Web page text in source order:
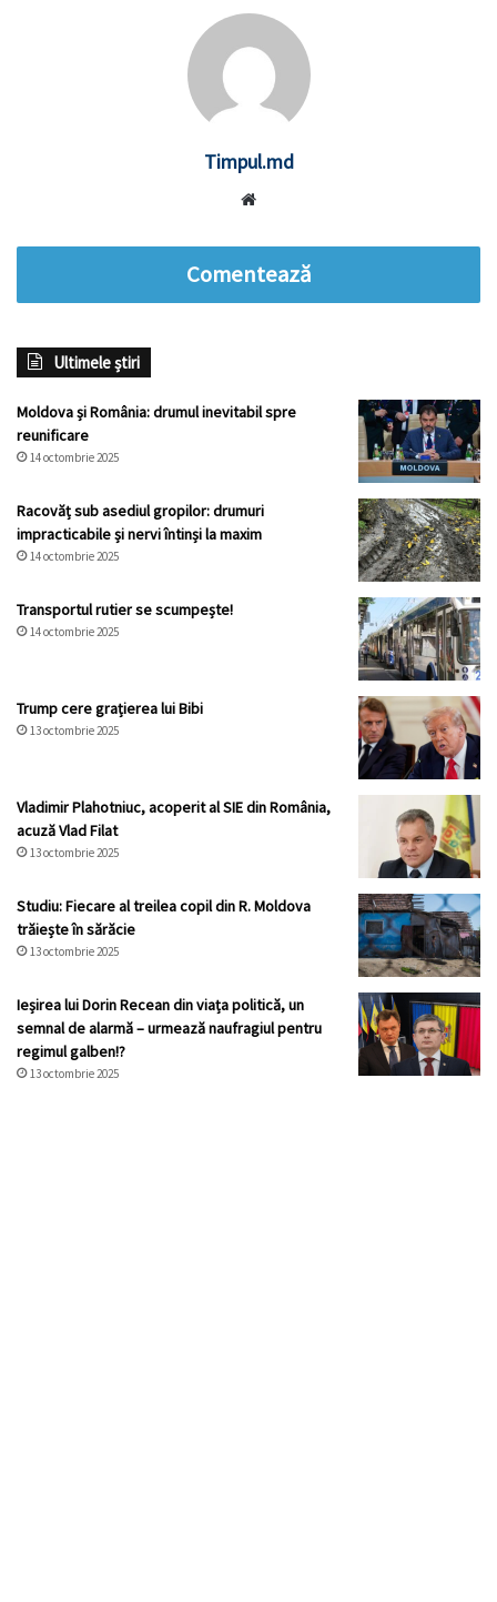
Timpul.md
Comentează
Ultimele știri
Moldova și România: drumul inevitabil spre
reunificare
14 octombrie 2025
Racovăț sub asediul gropilor: drumuri
impracticabile și nervi întinși la maxim
14 octombrie 2025
Transportul rutier se scumpește!
14 octombrie 2025
Trump cere grațierea lui Bibi
13 octombrie 2025
Vladimir Plahotniuc, acoperit al SIE din România,
acuză Vlad Filat
13 octombrie 2025
Studiu: Fiecare al treilea copil din R. Moldova
trăiește în sărăcie
13 octombrie 2025
Ieșirea lui Dorin Recean din viața politică, un
semnal de alarmă – urmează naufragiul pentru
regimul galben!?
13 octombrie 2025